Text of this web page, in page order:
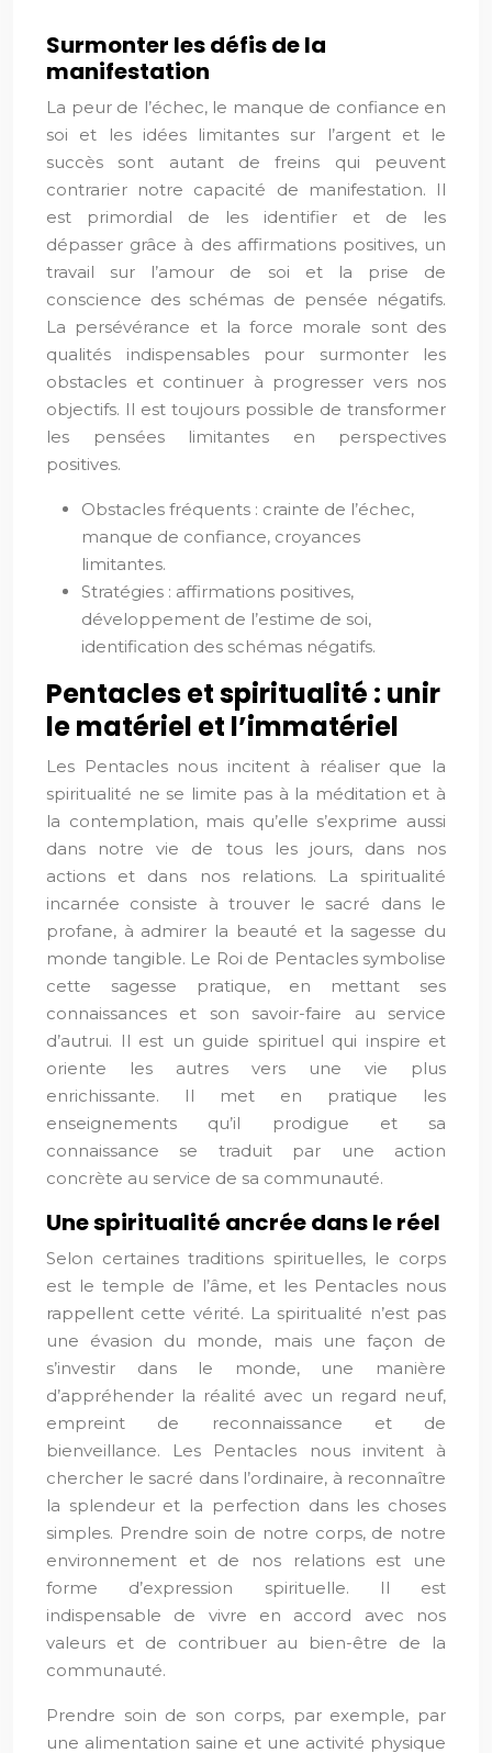
Surmonter les défis de la
manifestation
La peur de l’échec, le manque de confiance en
soi et les idées limitantes sur l’argent et le
succès sont autant de freins qui peuvent
contrarier notre capacité de manifestation. Il
est primordial de les identifier et de les
dépasser grâce à des affirmations positives, un
travail sur l’amour de soi et la prise de
conscience des schémas de pensée négatifs.
La persévérance et la force morale sont des
qualités indispensables pour surmonter les
obstacles et continuer à progresser vers nos
objectifs. Il est toujours possible de transformer
les pensées limitantes en perspectives
positives.
Obstacles fréquents : crainte de l’échec,
manque de confiance, croyances
limitantes.
Stratégies : affirmations positives,
développement de l’estime de soi,
identification des schémas négatifs.
Pentacles et spiritualité : unir
le matériel et l’immatériel
Les Pentacles nous incitent à réaliser que la
spiritualité ne se limite pas à la méditation et à
la contemplation, mais qu’elle s’exprime aussi
dans notre vie de tous les jours, dans nos
actions et dans nos relations. La spiritualité
incarnée consiste à trouver le sacré dans le
profane, à admirer la beauté et la sagesse du
monde tangible. Le Roi de Pentacles symbolise
cette sagesse pratique, en mettant ses
connaissances et son savoir-faire au service
d’autrui. Il est un guide spirituel qui inspire et
oriente les autres vers une vie plus
enrichissante. Il met en pratique les
enseignements qu’il prodigue et sa
connaissance se traduit par une action
concrète au service de sa communauté.
Une spiritualité ancrée dans le réel
Selon certaines traditions spirituelles, le corps
est le temple de l’âme, et les Pentacles nous
rappellent cette vérité. La spiritualité n’est pas
une évasion du monde, mais une façon de
s’investir dans le monde, une manière
d’appréhender la réalité avec un regard neuf,
empreint de reconnaissance et de
bienveillance. Les Pentacles nous invitent à
chercher le sacré dans l’ordinaire, à reconnaître
la splendeur et la perfection dans les choses
simples. Prendre soin de notre corps, de notre
environnement et de nos relations est une
forme d’expression spirituelle. Il est
indispensable de vivre en accord avec nos
valeurs et de contribuer au bien-être de la
communauté.
Prendre soin de son corps, par exemple, par
une alimentation saine et une activité physique